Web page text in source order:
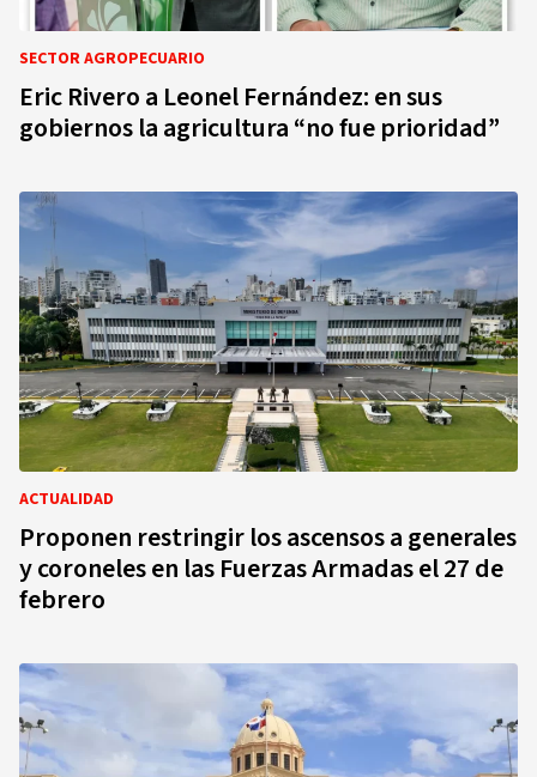
SECTOR AGROPECUARIO
Eric Rivero a Leonel Fernández: en sus
gobiernos la agricultura “no fue prioridad”
ACTUALIDAD
Proponen restringir los ascensos a generales
y coroneles en las Fuerzas Armadas el 27 de
febrero